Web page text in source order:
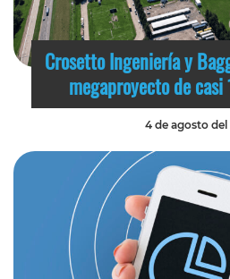
Crosetto Ingeniería y
megaproyecto de
4 de agosto del